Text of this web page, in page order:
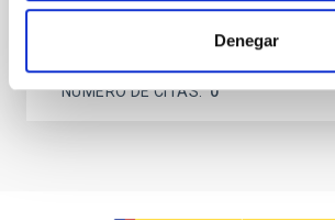
Denegar
NÚMERO DE CITAS 0